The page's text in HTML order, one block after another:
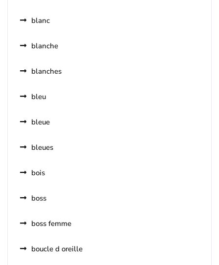
blanc
blanche
blanches
bleu
bleue
bleues
bois
boss
boss femme
boucle d oreille